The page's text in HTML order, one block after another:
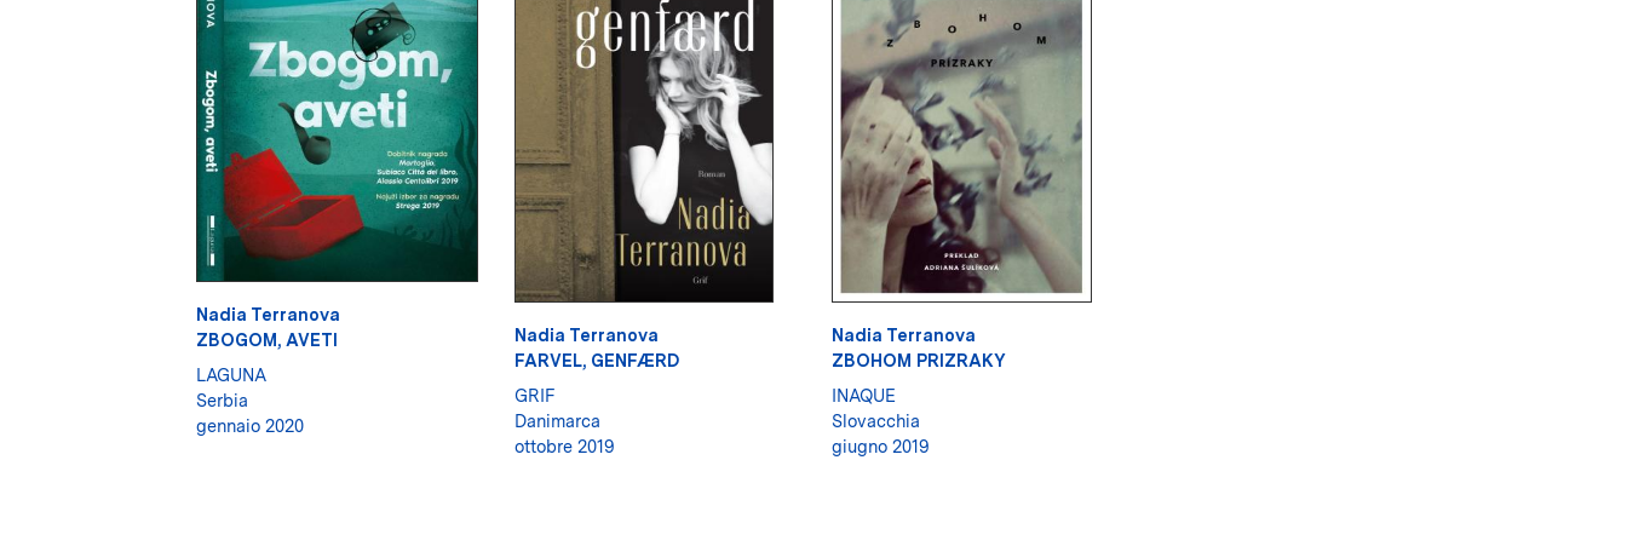
Nadia Terranova
ZBOGOM, AVETI
LAGUNA
Serbia
gennaio 2020
Nadia Terranova
FARVEL, GENFÆRD
GRIF
Danimarca
ottobre 2019
Nadia Terranova
ZBOHOM PRIZRAKY
INAQUE
Slovacchia
giugno 2019